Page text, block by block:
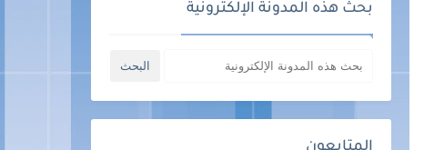
بحث هذه المدونة الإلكترونية